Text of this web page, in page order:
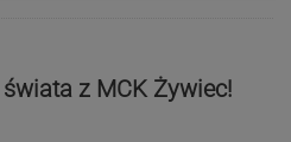
z MCK Żywiec!